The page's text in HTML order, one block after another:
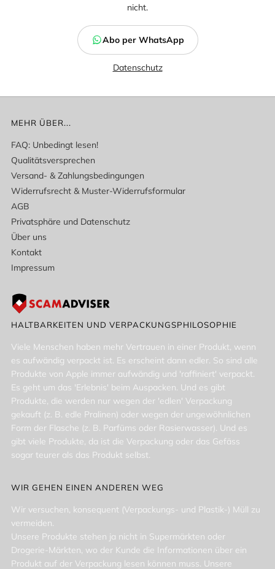
nicht.
Abo per WhatsApp
Datenschutz
MEHR ÜBER...
FAQ: Unbedingt lesen!
Qualitätsversprechen
Versand- & Zahlungsbedingungen
Widerrufsrecht & Muster-Widerrufsformular
AGB
Privatsphäre und Datenschutz
Über uns
Kontakt
Impressum
HALTBARKEITEN UND VERPACKUNGSPHILOSOPHIE
Viele Menschen haben mehr Vertrauen in einer Produkt, wenn
es aufwändig verpackt ist. Es erscheint dann edler. So sind alle
Produkte von Apple immer aufwändig und 'raffiniert' verpackt.
Es geht um das 'Erlebnis' beim Auspacken. Und es gibt
Produkte, die werden nur wegen der 'edlen' Verpackung
gekauft (z. B. edle Pralinen) oder wegen der ungewöhnlichen
Form der Flasche (z. B. Parfüms oder Rasierwasser). Und es
gibt viele Produkte, da ist die Verpackung oder das Gefäss
sogar teurer als das Produkt selbst.
WIR GEHEN EINEN ANDEREN WEG
Wir versuchen, konsequent (Verpackungs- und Plastik-) Müll zu
vermeiden.
Unsere Produkte stehen ja nicht in Supermärkten oder
Drogerie-Märkten, wo der Kunde die Informationen über ein
Produkt auf der Verpackung lesen können muss. Unsere